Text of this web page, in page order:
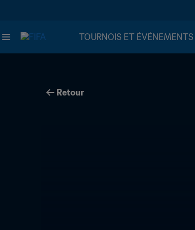
TOURNOIS ET ÉVÉNEMENTS
Retour